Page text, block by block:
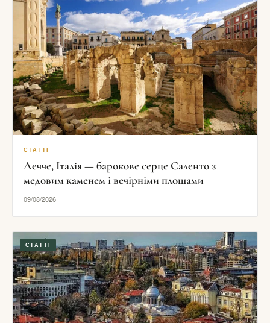
СТАТТІ
Лечче, Італія — барокове серце Саленто з
медовим каменем і вечірніми площами
09/08/2026
СТАТТІ